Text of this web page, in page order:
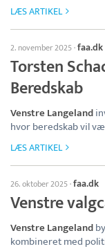
LÆS ARTIKEL
2. november 2025·faa.dk
Torsten
Beredskab
Venstre Langeland
hvor beredskab vil
LÆS ARTIKEL
26. oktober 2025·faa.dk
Venstre
Venstre Langeland
kombineret med